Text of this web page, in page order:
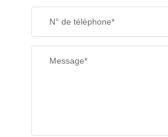
N° de téléphone*
Message*